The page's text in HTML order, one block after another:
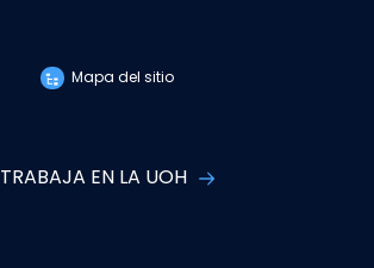
Mapa del sitio
TRABAJA EN LA UOH